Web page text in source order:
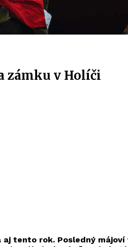
zámku v Holíči
tento rok. Posledný